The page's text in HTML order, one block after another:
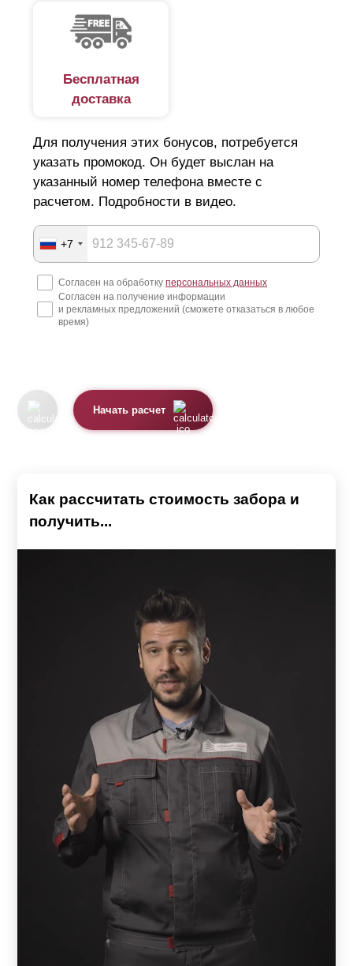
Бесплатная
доставка
Для получения этих бонусов, потребуется
указать промокод. Он будет выслан на
указанный номер телефона вместе с
расчетом. Подробности в видео.
+7
Согласен на обработку персональных данных
Согласен на получение информации
и рекламных предложений (сможете отказаться в любое
время)
Начать расчет
Как рассчитать стоимость забора и
получить...